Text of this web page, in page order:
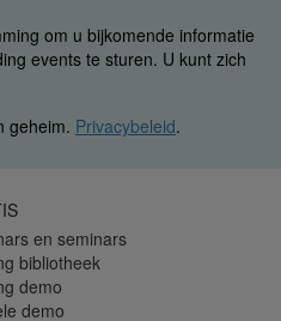
om u bijkomende informatie
events te sturen. U kunt zich
geheim. Privacybeleid.
en seminars
bibliotheek
demo
demo